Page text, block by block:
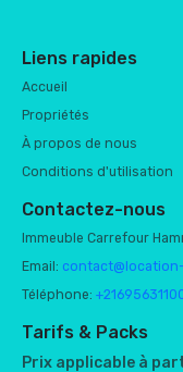
Liens rapides
Accueil
Propriétés
À propos de nous
Conditions d'utilisation
Contactez-nous
Immeuble Carrefour
Email:
Téléphone:
Tarifs & Packs
Prix applicable à